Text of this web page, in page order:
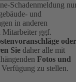
Schadenmeldung
und
in anderen
Mitarbeiter ggf.
oder
Sie daher alle mit
Fotos und
zu stellen.